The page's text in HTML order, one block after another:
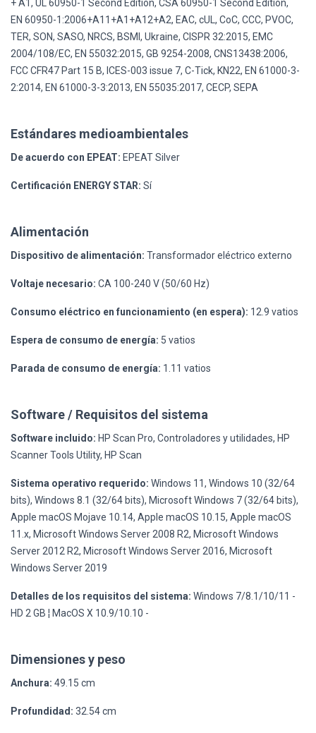
+ A1, UL 60950-1 Second Edition, CSA 60950-1 Second Edition,
EN 60950-1:2006+A11+A1+A12+A2, EAC, cUL, CoC, CCC, PVOC,
TER, SON, SASO, NRCS, BSMI, Ukraine, CISPR 32:2015, EMC
2004/108/EC, EN 55032:2015, GB 9254-2008, CNS13438:2006,
FCC CFR47 Part 15 B, ICES-003 issue 7, C-Tick, KN22, EN 61000-3-
2:2014, EN 61000-3-3:2013, EN 55035:2017, CECP, SEPA
Estándares medioambientales
De acuerdo con EPEAT: EPEAT Silver
Certificación ENERGY STAR: Sí
Alimentación
Dispositivo de alimentación: Transformador eléctrico externo
Voltaje necesario: CA 100-240 V (50/60 Hz)
Consumo eléctrico en funcionamiento (en espera): 12.9 vatios
Espera de consumo de energía: 5 vatios
Parada de consumo de energía: 1.11 vatios
Software / Requisitos del sistema
Software incluido: HP Scan Pro, Controladores y utilidades, HP
Scanner Tools Utility, HP Scan
Sistema operativo requerido: Windows 11, Windows 10 (32/64
bits), Windows 8.1 (32/64 bits), Microsoft Windows 7 (32/64 bits),
Apple macOS Mojave 10.14, Apple macOS 10.15, Apple macOS
11.x, Microsoft Windows Server 2008 R2, Microsoft Windows
Server 2012 R2, Microsoft Windows Server 2016, Microsoft
Windows Server 2019
Detalles de los requisitos del sistema: Windows 7/8.1/10/11 -
HD 2 GB ¦ MacOS X 10.9/10.10 -
Dimensiones y peso
Anchura: 49.15 cm
Profundidad: 32.54 cm